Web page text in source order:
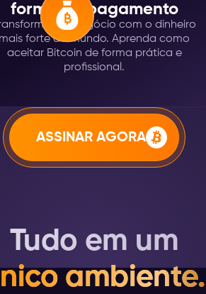
forma de pagamento
seu negócio com o dinheiro
mais forte do mundo. Aprenda como
aceitar Bitcoin de forma prática e
profissional.
ASSINAR AGORA
Tudo em um
ambiente.